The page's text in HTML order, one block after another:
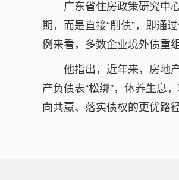
广东省住房政策研究中
期，而是直接“削债”，即通
例来看，多数企业境外债重
他指出，近年来，房地
产负债表“松绑”，休养生息
向共赢、落实债权的更优路径